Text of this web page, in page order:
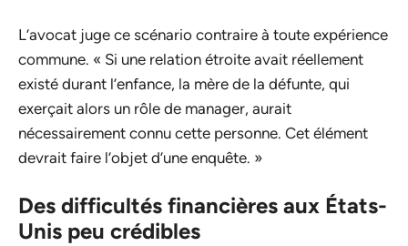
L’avocat juge ce scénario contraire à toute expérience
commune. « Si une relation étroite avait réellement
existé durant l’enfance, la mère de la défunte, qui
exerçait alors un rôle de manager, aurait
nécessairement connu cette personne. Cet élément
devrait faire l’objet d’une enquête. »
Des difficultés financières aux États-
Unis peu crédibles